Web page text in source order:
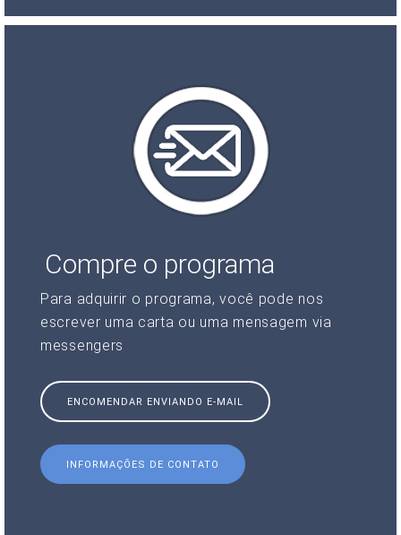
Compre o programa
Para adquirir o programa, você pode nos
escrever uma carta ou uma mensagem via
messengers
ENCOMENDAR ENVIANDO E-MAIL
INFORMAÇÕES DE CONTATO